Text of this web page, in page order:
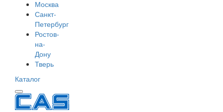
Москва
Санкт-
Петербург
Ростов-
на-
Дону
Тверь
Каталог